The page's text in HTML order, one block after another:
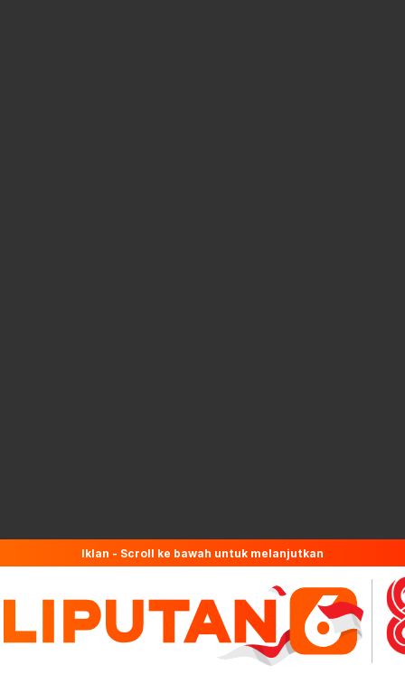
Iklan - Scroll ke bawah untuk melanjutkan